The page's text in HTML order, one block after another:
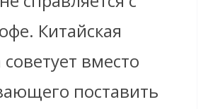
Китайская
вместо
поставить